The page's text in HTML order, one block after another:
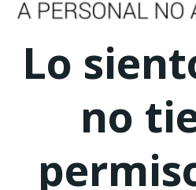
Lo
no